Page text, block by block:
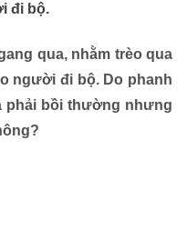
đi bộ.
qua, nhằm trèo qua
người đi bộ. Do phanh
phải bồi thường nhưng